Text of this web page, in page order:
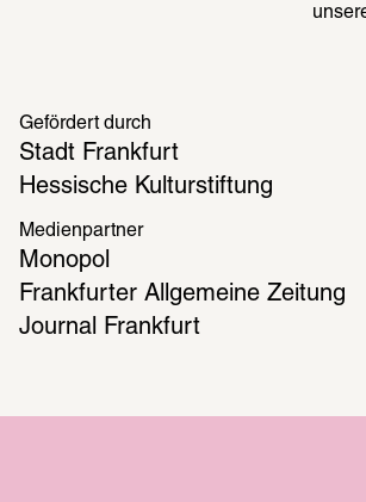
Gefördert durch
Stadt Frankfurt
Hessische Kulturstiftung
Medienpartner
Monopol
Frankfurter Allgemeine Zeitung
Journal Frankfurt